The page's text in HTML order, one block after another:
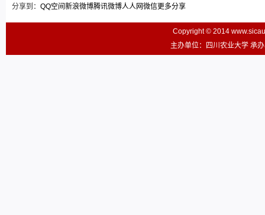
分享到： QQ空间 新浪微博腾讯微博人人网微信更多分享
Copyright © 2014
主办单位：四川农业大学 承